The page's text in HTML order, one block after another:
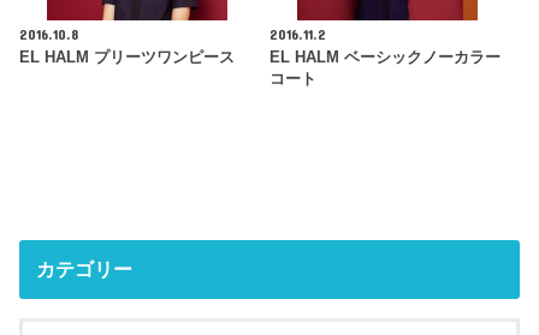
2016.10.8
EL HALM プリーツワンピース
2016.11.2
EL HALM ベーシックノーカラー
コート
カテゴリー